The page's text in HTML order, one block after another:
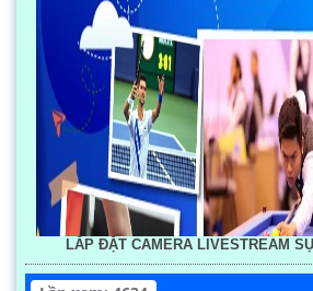
LẮP ĐẶT CAMERA LIVESTREAM